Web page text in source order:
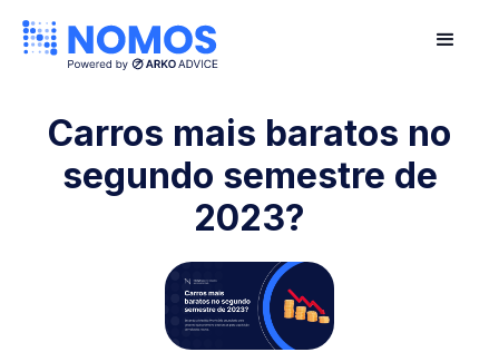
Carros mais baratos no
segundo semestre de
2023?